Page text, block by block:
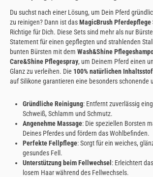
Du suchst nach einer Lösung, um Dein Pferd
zu reinigen? Dann ist dasMagicBrush Pferdepflege
Richtige für Dich. Diese Sets sind mehr als nur
Statement für einen gepflegten und strahlenden
bunten Bürsten mit dem Wash&Shine
Care&Shine Pflegespray, um Deinem Pferd einen
Glanz zu verleihen. Die 100% natürlichen
auf Silikone garantieren eine besonders schonende
Gründliche Reinigung: Entfernt zuverlässig
Schweiß, Schlamm und Schmutz.
Angenehme Massage: Die speziellen Borsten
Deines Pferdes und fördern das Wohlbefinden.
Perfekte Fellpflege: Sorgt für ein weiches,
gesundes Fell.
Unterstützung beim Fellwechsel : Erleichtert
losem Haar während des Fellwechsels.